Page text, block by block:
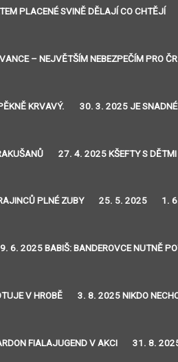
PLACENÉ SVINĚ DĚLAJÍ CO CHTĚJÍ
– NEJVĚTŠÍM NEBEZPEČÍM PRO
KRVAVÝ. 30. 3. 2025 JE SNADNÉ
27. 4. 2025 KŠEFTY S DĚTMI
PLNÉ ZUBY 25. 5. 2025 1.
6. 2025 BABIŠ: BANDEROVCE NUTNĚ
V HROBĚ 3. 8. 2025 NIKDO
FIALAJUGEND V AKCI 31. 8. 2025